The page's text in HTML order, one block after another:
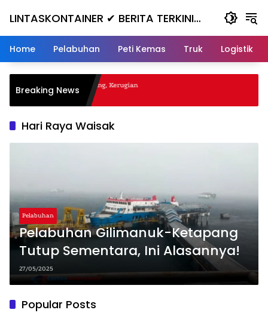
LINTASKONTAINER ✔ BERITA TERKINI
KONTAINER TERBARU HARI INI
Home Pelabuhan Peti Kemas Truk Logistik
Breaking News
Nanjak, Masuk ke Jurang, Kerugian
Hari Raya Waisak
Pelabuhan
Pelabuhan Gilimanuk-Ketapang
Tutup Sementara, Ini Alasannya!
27/05/2025
Popular Posts